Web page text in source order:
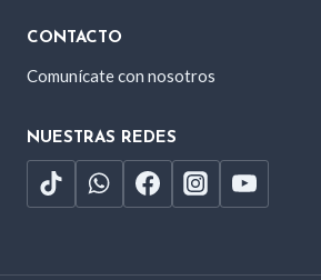
CONTACTO
Comunícate con nosotros
NUESTRAS REDES